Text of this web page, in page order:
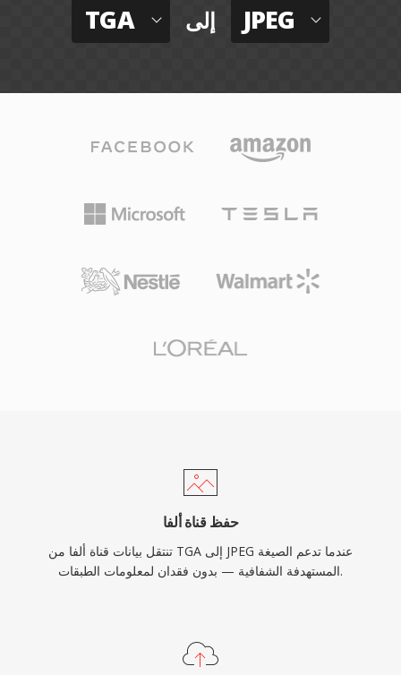
TGA إلى JPEG
حفظ قناة ألفا
تنتقل بيانات قناة ألفا من TGA إلى JPEG عندما تدعم الصيغة
المستهدفة الشفافية — بدون فقدان لمعلومات الطبقات.